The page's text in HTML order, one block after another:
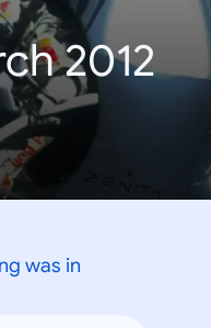
2012
was in